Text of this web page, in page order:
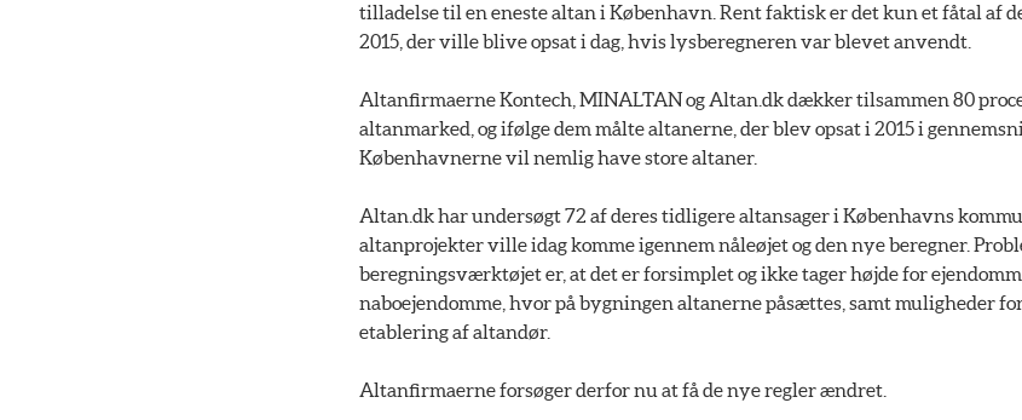
tilladelse til en eneste altan i København. Rent faktisk er det kun et fåtal af
2015, der ville blive opsat i dag, hvis lysberegneren var blevet anvendt.
Altanfirmaerne Kontech, MINALTAN og Altan.dk dækker tilsammen 80
altanmarked, og ifølge dem målte altanerne, der blev opsat i 2015 i
Københavnerne vil nemlig have store altaner.
Altan.dk har undersøgt 72 af deres tidligere altansager i Københavns
altanprojekter ville idag komme igennem nåleøjet og den nye beregner.
beregningsværktøjet er, at det er forsimplet og ikke tager højde for
naboejendomme, hvor på bygningen altanerne påsættes, samt muligheder
etablering af altandør.
Altanfirmaerne forsøger derfor nu at få de nye regler ændret.